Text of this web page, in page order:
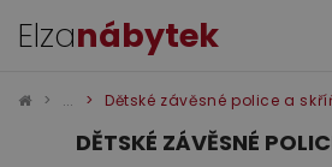
Elzanábytek
Dětské závěsné police a
DĚTSKÉ ZÁVĚSNÉ